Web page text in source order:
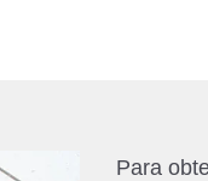
Para